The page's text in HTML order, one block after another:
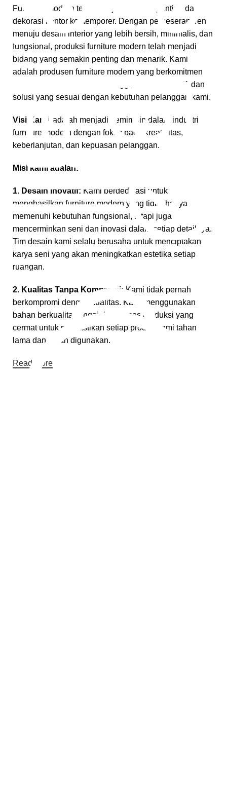
Furniture modern telah menjadi elemen penting dalam
dekorasi kantor kontemporer. Dengan pergeseran tren
menuju desain interior yang lebih bersih, minimalis, dan
fungsional, produksi furniture modern telah menjadi
bidang yang semakin penting dan menarik. Kami
adalah produsen furniture modern yang berkomitmen
untuk memberikan kualitas tinggi, desain inovatif, dan
solusi yang sesuai dengan kebutuhan pelanggan kami.
Visi Kami adalah menjadi pemimpin dalam industri
furniture modern dengan fokus pada kreativitas,
keberlanjutan, dan kepuasan pelanggan.
Misi kami adalah:
1. Desain Inovatif: Kami berdedikasi untuk
menghasilkan furniture modern yang tidak hanya
memenuhi kebutuhan fungsional, tetapi juga
mencerminkan seni dan inovasi dalam setiap detailnya.
Tim desain kami selalu berusaha untuk menciptakan
karya seni yang akan meningkatkan estetika setiap
ruangan.
2. Kualitas Tanpa Kompromi: Kami tidak pernah
berkompromi dengan kualitas. Kami menggunakan
bahan berkualitas tinggi dan proses produksi yang
cermat untuk memastikan setiap produk kami tahan
lama dan aman digunakan.
Read More
Gratis Pengiriman
*Snk Berlaku
Pembayaran Online
Cara Pembayaran